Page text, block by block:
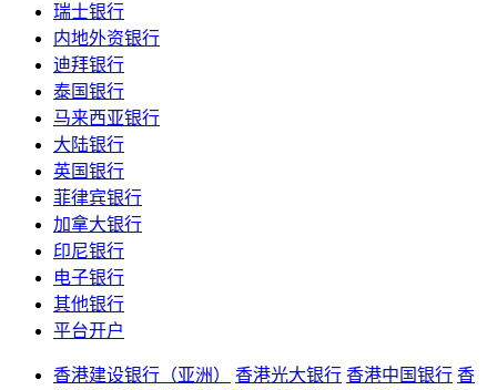
瑞士银行
内地外资银行
迪拜银行
泰国银行
马来西亚银行
大陆银行
英国银行
菲律宾银行
加拿大银行
印尼银行
电子银行
其他银行
平台开户
香港建设银行（亚洲） 香港光大银行 香港中国银行 香